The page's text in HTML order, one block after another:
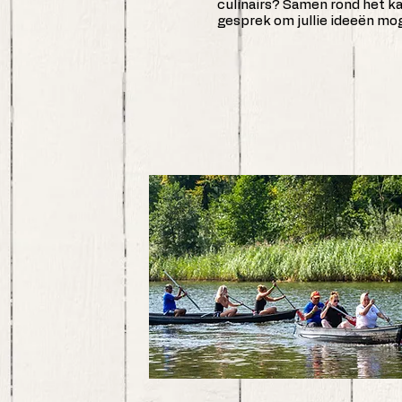
culinairs? Samen rond het
gesprek om jullie ideeën